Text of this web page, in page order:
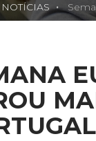
NOTÍCIAS